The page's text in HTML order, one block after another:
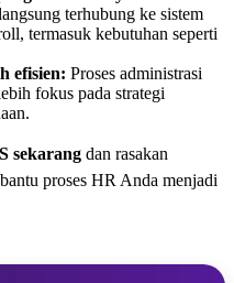
terhubung ke sistem
termasuk kebutuhan seperti
efisien: Proses administrasi
fokus pada strategi
sekarang dan rasakan
proses HR Anda menjadi